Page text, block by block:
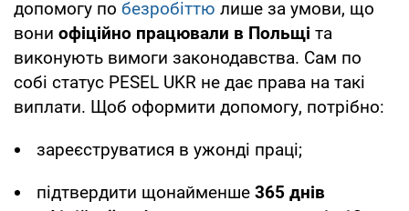
допомогу по безробіттю лише за умови, що
вони офіційно працювали в Польщі та
виконують вимоги законодавства. Сам по
собі статус PESEL UKR не дає права на такі
виплати. Щоб оформити допомогу, потрібно:
зареєструватися в ужонді праці;
підтвердити щонайменше 365 днів